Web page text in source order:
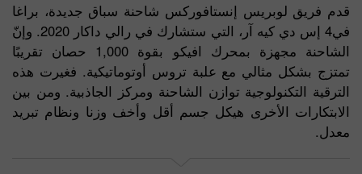
قدم فريق لوبريس إنستافوركس شاحنة سباق جديدة، براغا
في4 إس دي كيه آر، التي ستشارك في رالي داكار 2020. وإنّ
الشاحنة مجهزة بمحرك افيكو بقوة 1,000 حصان تقريبًا
تمتزج بشكل مثالي مع علبة تروس أوتوماتيكية. فغيرت هذه
الترقية التكنولوجية توازن الشاحنة ومركز الجاذبية. ومن بين
الابتكارات الأخرى هيكل جسم أقل وأخف وزنا ونظام تبريد
معدل.